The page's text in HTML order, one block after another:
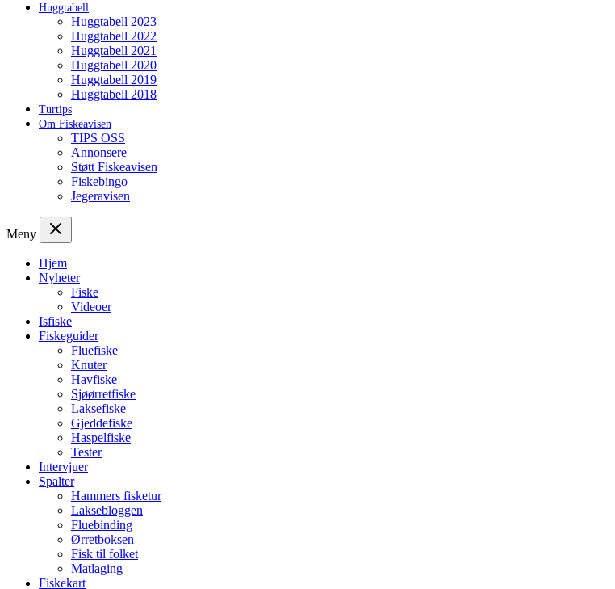
Huggtabell
Huggtabell 2023
Huggtabell 2022
Huggtabell 2021
Huggtabell 2020
Huggtabell 2019
Huggtabell 2018
Turtips
Om Fiskeavisen
TIPS OSS
Annonsere
Støtt Fiskeavisen
Fiskebingo
Jegeravisen
Meny
Hjem
Nyheter
Fiske
Videoer
Isfiske
Fiskeguider
Fluefiske
Knuter
Havfiske
Sjøørretfiske
Laksefiske
Gjeddefiske
Haspelfiske
Tester
Intervjuer
Spalter
Hammers fisketur
Laksebloggen
Fluebinding
Ørretboksen
Fisk til folket
Matlaging
Fiskekart